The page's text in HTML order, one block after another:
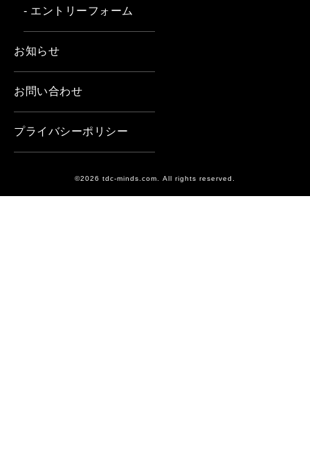
- エントリーフォーム
お知らせ
お問い合わせ
プライバシーポリシー
©2026 tdc-minds.com. All rights reserved.